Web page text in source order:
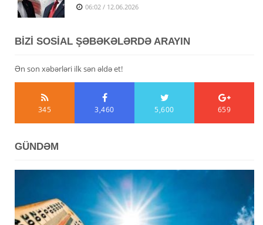
06:02 / 12.06.2026
BİZİ SOSİAL ŞƏBƏKƏLƏRDƏ ARAYIN
Ən son xəbərləri ilk sən əldə et!
345 3,460 5,600 659
GÜNDƏM